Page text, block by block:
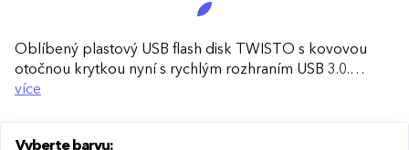
Oblíbený plastový USB flash disk TWISTO s kovovou
otočnou krytkou nyní s rychlým rozhraním USB 3.0.
Ideální pro efektivní přenos souborů, každodenní použití
více
Vyberte barvu: